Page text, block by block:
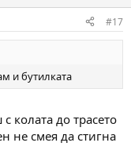
#17
и бутилката
колата до трасето
не смея да стигна